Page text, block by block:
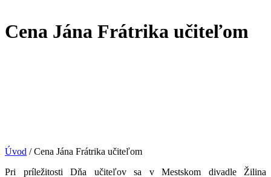
Cena Jána Frátrika učiteľom
Úvod /Cena Jána Frátrika učiteľom
Pri príležitosti Dňa učiteľov sa v Mestskom divadle Žilina